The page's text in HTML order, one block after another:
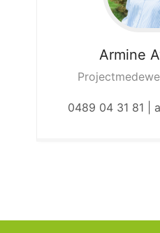
Armine
0489 04 31 81 |